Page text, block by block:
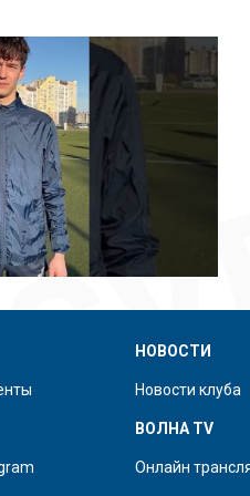
НОВОСТИ
Новости клуба
ВОЛНА TV
Онлайн